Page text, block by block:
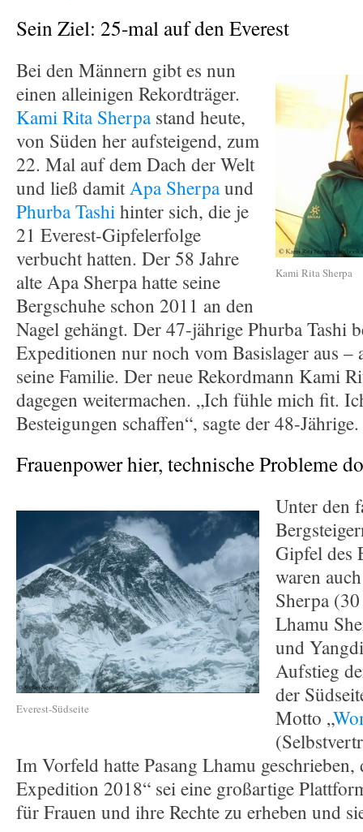
Sein Ziel: 25-mal auf den Everest
Kami Rita Sherpa
Bei den Männern gibt es nun
einen alleinigen Rekordträger.
Kami Rita Sherpastand heute,
von Süden her aufsteigend, zum
22. Mal auf dem Dach der Welt
und ließ damitApa Sherpaund
Phurba Tashihinter sich, die je
21 Everest-Gipfelerfolge
verbucht hatten. Der 58 Jahre
alte Apa Sherpa hatte seine
Bergschuhe schon 2011 an den
Nagel gehängt. Der 47-jährige Phurba Tashi
Expeditionen nur noch vom Basislager aus –
seine Familie. Der neue Rekordmann Kami
dagegen weitermachen. „Ich fühle mich fit.
Besteigungen schaffen“, sagte der 48-Jährige.
Frauenpower hier, technische Probleme
Everest-Südseite
Unter den
Gipfel des
waren
Sherpa
Lhamu
und
Aufstieg
der
Motto „
Im Vorfeld hatte Pasang Lhamu geschrieben,
Expedition 2018“ sei eine großartige
für Frauen und ihre Rechte zu erheben und